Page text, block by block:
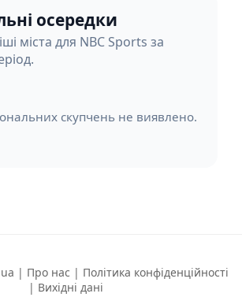
осередки
міста для NBC Sports за
скупчень не виявлено.
| Про нас | Політика конфіденційності
| Вихідні дані